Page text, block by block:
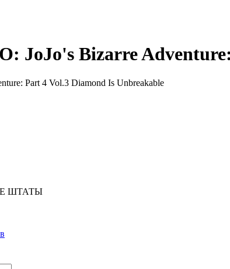
JoJo's Bizarre
Part 4 Vol.3 Diamond Is Unbreakable
ШТАТЫ